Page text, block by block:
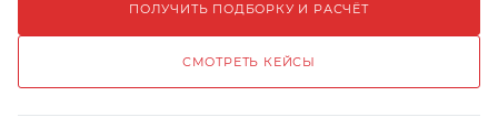
ПОЛУЧИТЬ ПОДБОРКУ И РАСЧЁТ
СМОТРЕТЬ КЕЙСЫ